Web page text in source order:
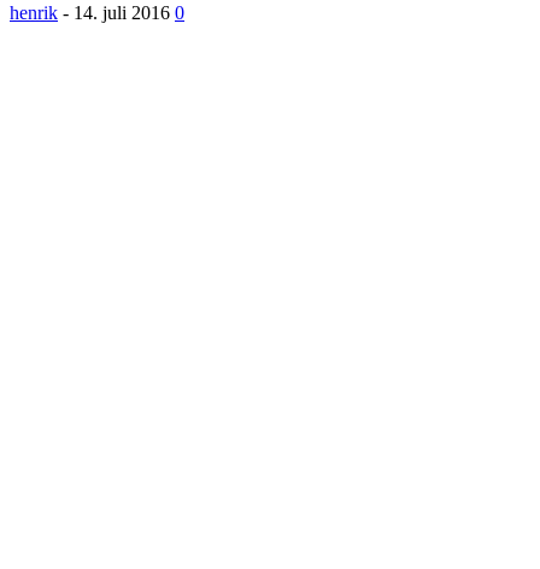
henrik - 14. juli 2016 0